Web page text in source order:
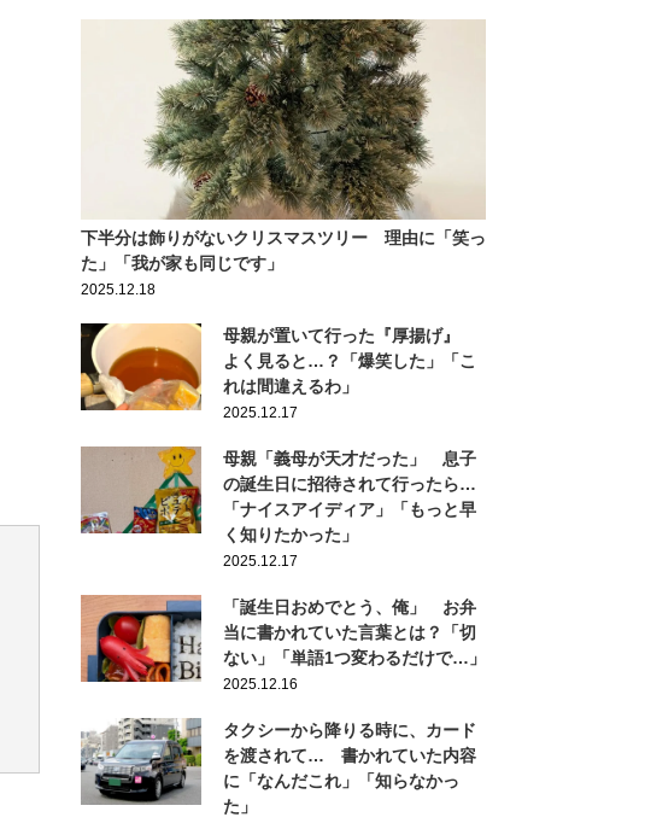
下半分は飾りがないクリスマスツリー 理由に「笑っ
た」「我が家も同じです」
2025.12.18
母親が置いて行った『厚揚げ』
よく見ると…？「爆笑した」「こ
れは間違えるわ」
2025.12.17
母親「義母が天才だった」 息子
の誕生日に招待されて行ったら…
「ナイスアイディア」「もっと早
く知りたかった」
2025.12.17
「誕生日おめでとう、俺」 お弁
当に書かれていた言葉とは？「切
ない」「単語1つ変わるだけで…」
2025.12.16
タクシーから降りる時に、カード
を渡されて… 書かれていた内容
に「なんだこれ」「知らなかっ
た」